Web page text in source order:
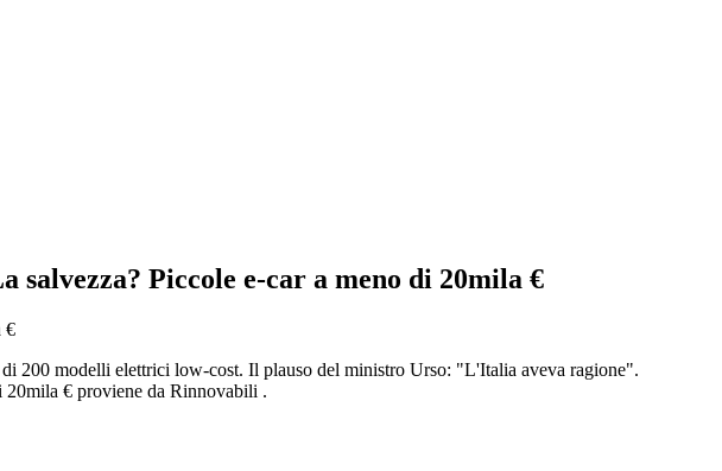
salvezza? Piccole e-car a meno di 20mila €
200 modelli elettrici low-cost. Il plauso del ministro Urso: "L'Italia aveva ragione".
20mila € proviene da Rinnovabili .